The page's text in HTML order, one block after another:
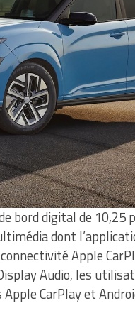
bord digital de 10,25
dont
Apple
Audio, les
CarPlay et